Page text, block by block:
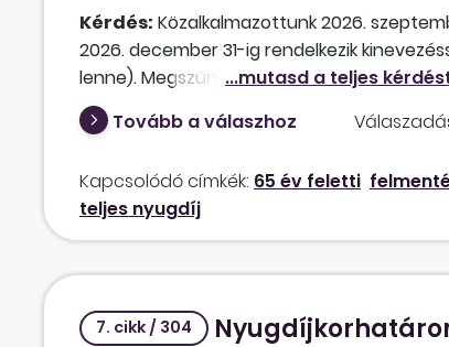
Kérdés: Közalkalmazottunk 2026.
2026. december 31-ig rendelkezik
lenne). Megszüntetheti-e a munkáltató a
Tovább a válaszhoz
Kapcsolódó címkék: 65 év feletti
teljes nyugdíj
7. cikk / 304